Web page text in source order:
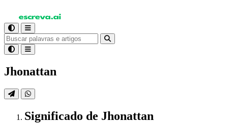
Jhonattan
Significado de Jhonattan